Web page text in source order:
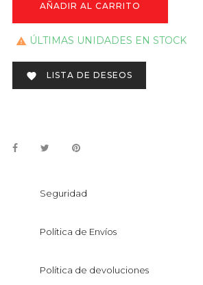
AÑADIR AL CARRITO
 ÚLTIMAS UNIDADES EN STOCK
 LISTA DE DESEOS
Seguridad
Política de Envíos
Política de devoluciones